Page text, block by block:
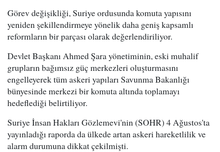
Görev değişikliği, Suriye ordusunda komuta yapısını
yeniden şekillendirmeye yönelik daha geniş kapsamlı
reformların bir parçası olarak değerlendiriliyor.
Devlet Başkanı Ahmed Şara yönetiminin, eski muhalif
grupların bağımsız güç merkezleri oluşturmasını
engelleyerek tüm askeri yapıları Savunma Bakanlığı
bünyesinde merkezi bir komuta altında toplamayı
hedeflediği belirtiliyor.
Suriye İnsan Hakları Gözlemevi'nin (SOHR) 4 Ağustos'ta
yayınladığı raporda da ülkede artan askeri hareketlilik ve
alarm durumuna dikkat çekilmişti.